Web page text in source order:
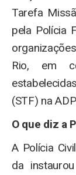
Tarefa
pela Polícia
Rio, em
(STF) na
O que diz a
A Polícia
da